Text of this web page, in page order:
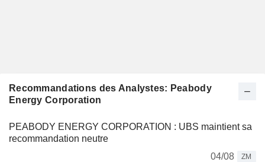
Recommandations des Analystes: Peabody
Energy Corporation
PEABODY ENERGY CORPORATION : UBS maintient sa
recommandation neutre
04/08
ZM